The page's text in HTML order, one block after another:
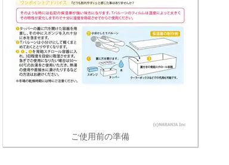
ご使用前の準備